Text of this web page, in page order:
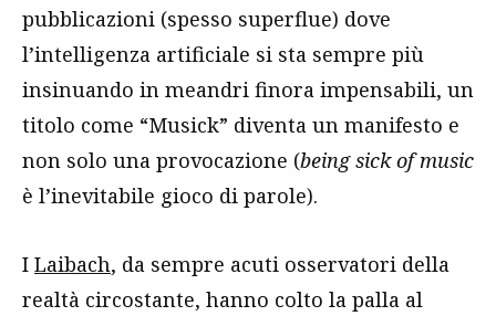
pubblicazioni (spesso superflue) dove
l’intelligenza artificiale si sta sempre più
insinuando in meandri finora impensabili, un
titolo come “Musick” diventa un manifesto e
non solo una provocazione (being sick of music
è l’inevitabile gioco di parole).
I Laibach, da sempre acuti osservatori della
realtà circostante, hanno colto la palla al